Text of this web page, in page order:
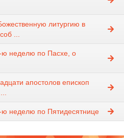
литургию в
...
ю неделю по Пасхе, о
апостолов епископ
ю неделю по Пятидесятнице